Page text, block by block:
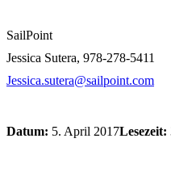
SailPoint
Jessica Sutera, 978-278-5411
Jessica.sutera@sailpoint.com
Datum: 5. April 2017Lesezeit: